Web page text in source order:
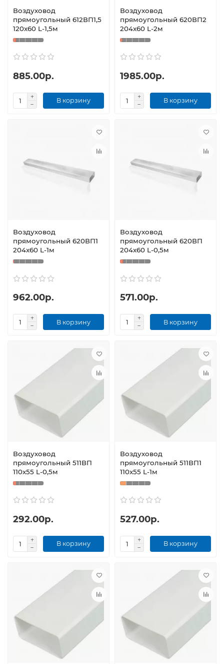
Воздуховод
прямоугольный 612ВП1,5
120x60 L-1,5м
885.00р.
В корзину
Воздуховод
прямоугольный 620ВП2
204x60 L-2м
1985.00р.
В корзину
Воздуховод
прямоугольный 620ВП1
204x60 L-1м
962.00р.
В корзину
Воздуховод
прямоугольный 620ВП
204x60 L-0,5м
571.00р.
В корзину
Воздуховод
прямоугольный 511ВП
110x55 L-0,5м
292.00р.
В корзину
Воздуховод
прямоугольный 511ВП1
110x55 L-1м
527.00р.
В корзину